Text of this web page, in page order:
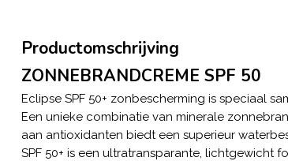
Productomschrijving
ZONNEBRANDCREME SPF 50
Eclipse SPF 50+ zonbescherming is speciaal
Een unieke combinatie van minerale
aan antioxidanten biedt een superieur
SPF 50+ is een ultratransparante, lichtgewicht